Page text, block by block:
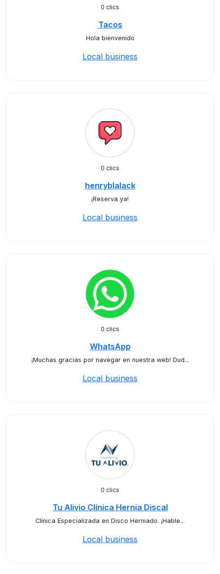
0 clics
Tacos
Hola bienvenido
Local business
0 clics
henryblalack
¡Reserva ya!
Local business
0 clics
WhatsApp
¡Muchas gracias por navegar en nuestra web! Dud...
Local business
0 clics
Tu Alivio Clínica Hernia Discal
Clínica Especializada en Disco Herniado. ¡Hable...
Local business